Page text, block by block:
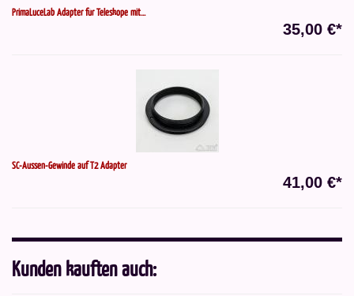
PrimaLuceLab Adapter für Teleskope mit...
35,00 €*
SC-Aussen-Gewinde auf T2 Adapter
41,00 €*
Kunden kauften auch: